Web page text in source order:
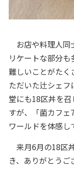
お店や料理人同
リケートな部分
難しいことがたく
ただいた辻シェ
堂にも18区丼を
すが、「菌カフェ
ワールドを体感し
来月6月の18区
き、ありがとうご